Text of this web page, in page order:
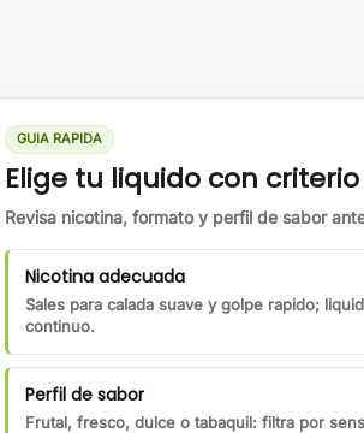
GUIA RAPIDA
Elige tu liquido con criterio
Revisa nicotina, formato y perfil de sabor
Nicotina adecuada
Sales para calada suave y golpe rapido;
continuo.
Perfil de sabor
Frutal, fresco, dulce o tabaquil: filtra por